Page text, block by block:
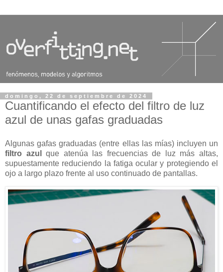
domingo, 22 de septiembre de 2024
Cuantificando el efecto del filtro de luz
azul de unas gafas graduadas
Algunas gafas graduadas (entre ellas las mías) incluyen un
filtro azul
que atenúa las frecuencias de luz más altas,
supuestamente reduciendo la fatiga ocular y protegiendo el
ojo a largo plazo frente al uso continuado de pantallas.